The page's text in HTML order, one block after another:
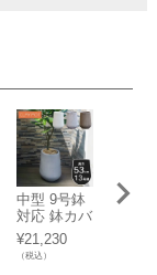
中型 9号鉢
対応 鉢カバ
ー 「 クレ
イポット
（CLAYPO
¥21,230
（税込）
中型 8